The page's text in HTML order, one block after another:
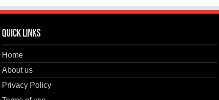
Quick Links
Home
About us
Privacy Policy